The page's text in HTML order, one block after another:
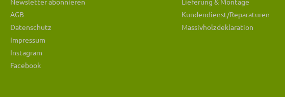
AGB
Datenschutz
Impressum
Instagram
Facebook
Kundendienst/Reparaturen
Massivholzdeklaration